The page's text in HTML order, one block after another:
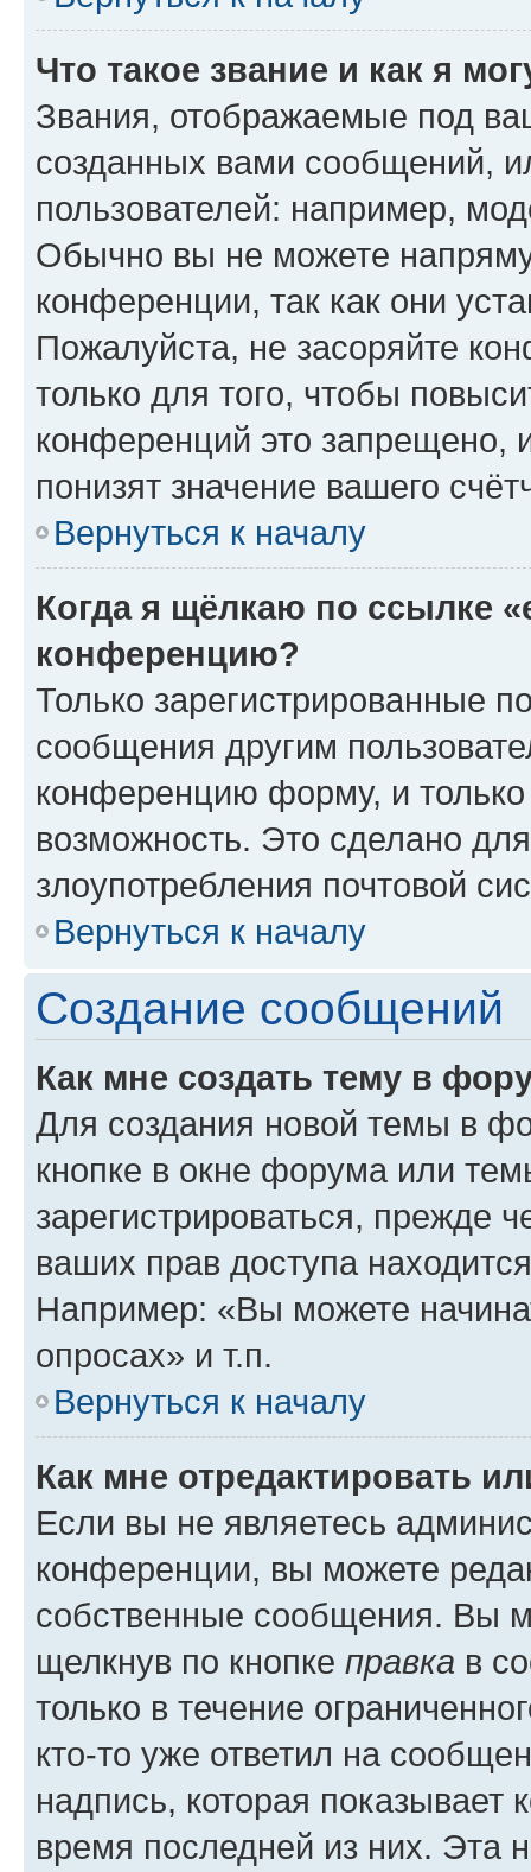
Что такое звание и как я
Звания, отображаемые под
созданных вами сообщений,
пользователей: например,
Обычно вы не можете
конференции, так как они
Пожалуйста, не засоряйте
только для того, чтобы
конференций это запрещено,
понизят значение вашего
Вернуться к началу
Когда я щёлкаю по ссылке
конференцию?
Только зарегистрированные
сообщения другим
конференцию форму, и
возможность. Это сделано
злоупотребления почтовой
Вернуться к началу
Создание сообщений
Как мне создать тему в
Для создания новой темы в
кнопке в окне форума или
зарегистрироваться, прежде
ваших прав доступа
Например: «Вы можете
опросах» и т.п.
Вернуться к началу
Как мне отредактировать
Если вы не являетесь
конференции, вы можете
собственные сообщения. Вы
щелкнув по кнопке правка в
только в течение
кто-то уже ответил на
надпись, которая показывает
время последней из них. Эта